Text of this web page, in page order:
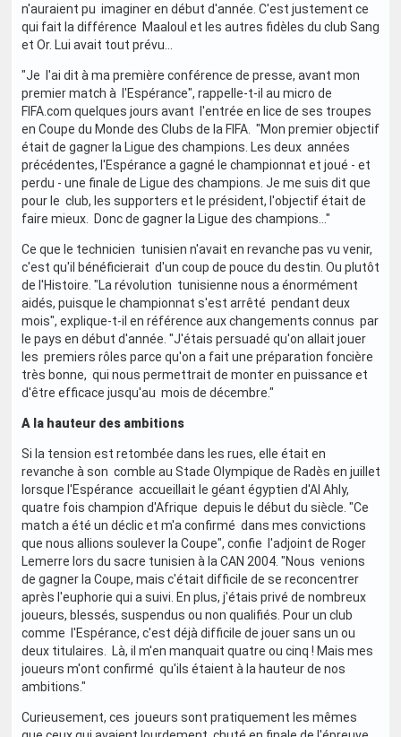
n'auraient pu imaginer en début d'année. C'est justement ce
qui fait la différence Maaloul et les autres fidèles du club Sang
et Or. Lui avait tout prévu…
"Je l'ai dit à ma première conférence de presse, avant mon
premier match à l'Espérance", rappelle-t-il au micro de
FIFA.com quelques jours avant l'entrée en lice de ses troupes
en Coupe du Monde des Clubs de la FIFA. "Mon premier objectif
était de gagner la Ligue des champions. Les deux années
précédentes, l'Espérance a gagné le championnat et joué - et
perdu - une finale de Ligue des champions. Je me suis dit que
pour le club, les supporters et le président, l'objectif était de
faire mieux. Donc de gagner la Ligue des champions..."
Ce que le technicien tunisien n'avait en revanche pas vu venir,
c'est qu'il bénéficierait d'un coup de pouce du destin. Ou plutôt
de l'Histoire. "La révolution tunisienne nous a énormément
aidés, puisque le championnat s'est arrêté pendant deux
mois", explique-t-il en référence aux changements connus par
le pays en début d'année. "J'étais persuadé qu'on allait jouer
les premiers rôles parce qu'on a fait une préparation foncière
très bonne, qui nous permettrait de monter en puissance et
d'être efficace jusqu'au mois de décembre."
A la hauteur des ambitions
Si la tension est retombée dans les rues, elle était en
revanche à son comble au Stade Olympique de Radès en juillet
lorsque l'Espérance accueillait le géant égyptien d'Al Ahly,
quatre fois champion d'Afrique depuis le début du siècle. "Ce
match a été un déclic et m'a confirmé dans mes convictions
que nous allions soulever la Coupe", confie l'adjoint de Roger
Lemerre lors du sacre tunisien à la CAN 2004. "Nous venions
de gagner la Coupe, mais c'était difficile de se reconcentrer
après l'euphorie qui a suivi. En plus, j'étais privé de nombreux
joueurs, blessés, suspendus ou non qualifiés. Pour un club
comme l'Espérance, c'est déjà difficile de jouer sans un ou
deux titulaires. Là, il m'en manquait quatre ou cinq ! Mais mes
joueurs m'ont confirmé qu'ils étaient à la hauteur de nos
ambitions."
Curieusement, ces joueurs sont pratiquement les mêmes